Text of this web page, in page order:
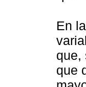
En la
que,
que